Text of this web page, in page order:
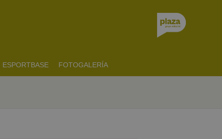
ESPORTBASE FOTOGALERÍA